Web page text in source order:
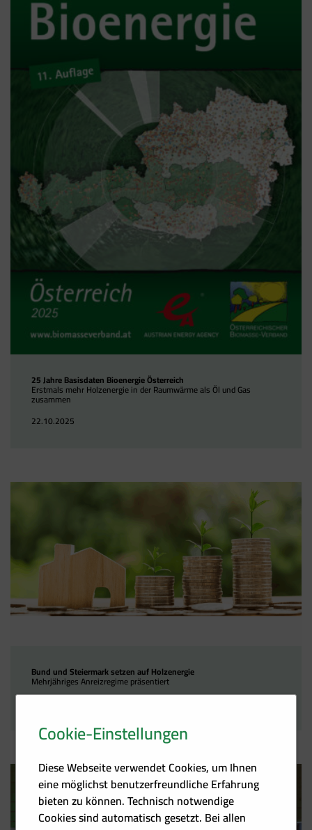
25 Jahre Basisdaten Bioenergie Österreich
Erstmals mehr Holzenergie in der Raumwärme als Öl und Gas
zusammen
22.10.2025
Bund und Steiermark setzen auf Holzenergie
Mehrjähriges Anreizregime präsentiert
Cookie-Einstellungen
Diese Webseite verwendet Cookies, um Ihnen
eine möglichst benutzerfreundliche Erfahrung
bieten zu können. Technisch notwendige
Cookies sind automatisch gesetzt. Bei allen